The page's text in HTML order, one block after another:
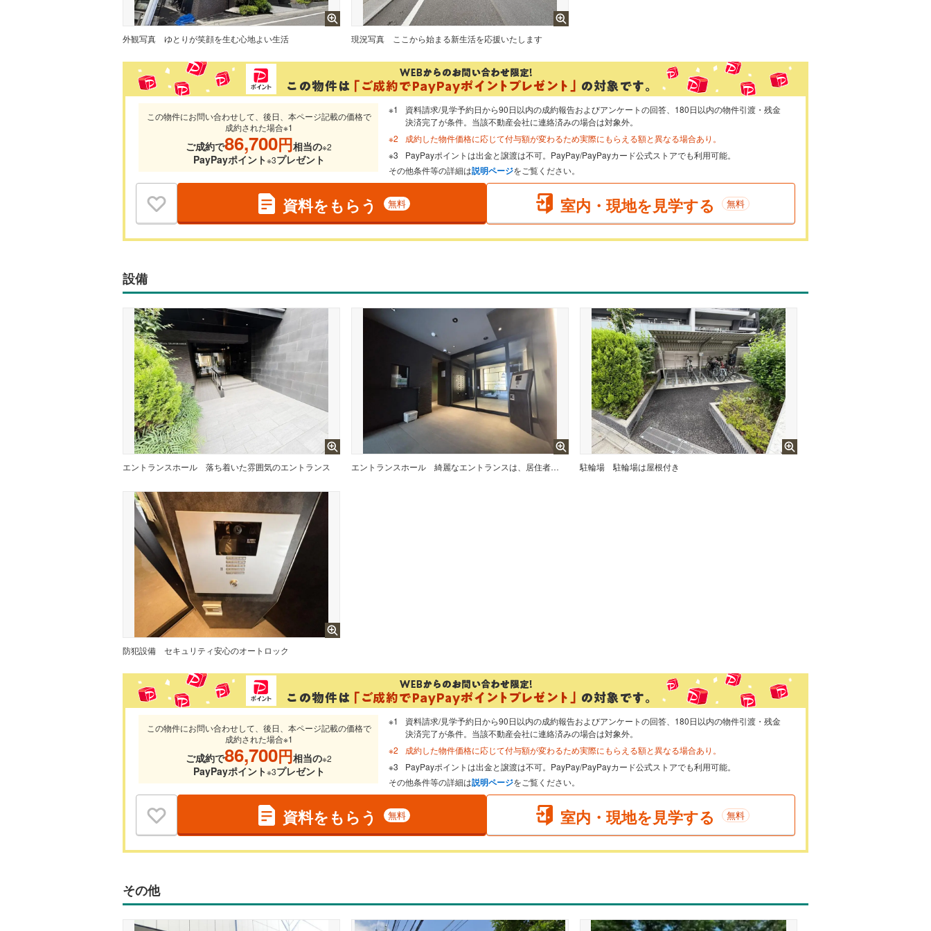
外観写真 ゆとりが笑顔を生む心地よい生活 現況写真 ここから始まる新生活を応援いたします
この物件にお問い合わせして、後日、本ページ記載の価格で
成約された場合※1
ご成約で86,700円相当の※2
PayPayポイント※3プレゼント
資料請求/見学予約日から90日以内の成約報告およびアンケートの回答、180日以内の物件引渡・残金
決済完了が条件。当該不動産会社に連絡済みの場合は対象外。
成約した物件価格に応じて付与額が変わるため実際にもらえる額と異なる場合あり。
PayPayポイントは出金と譲渡は不可。PayPay/PayPayカード公式ストアでも利用可能。
その他条件等の詳細は説明ページをご覧ください。
資料をもらう 無料 室内・現地を見学する 無料
設備
エントランスホール 落ち着いた雰囲気のエントランス エントランスホール 綺麗なエントランスは、居住者を優しく迎えいれてくれます 駐輪場 駐輪場は屋根付き
防犯設備 セキュリティ安心のオートロック
この物件にお問い合わせして、後日、本ページ記載の価格で
成約された場合※1
ご成約で86,700円相当の※2
PayPayポイント※3プレゼント
資料請求/見学予約日から90日以内の成約報告およびアンケートの回答、180日以内の物件引渡・残金
決済完了が条件。当該不動産会社に連絡済みの場合は対象外。
成約した物件価格に応じて付与額が変わるため実際にもらえる額と異なる場合あり。
PayPayポイントは出金と譲渡は不可。PayPay/PayPayカード公式ストアでも利用可能。
その他条件等の詳細は説明ページをご覧ください。
資料をもらう 無料 室内・現地を見学する 無料
その他